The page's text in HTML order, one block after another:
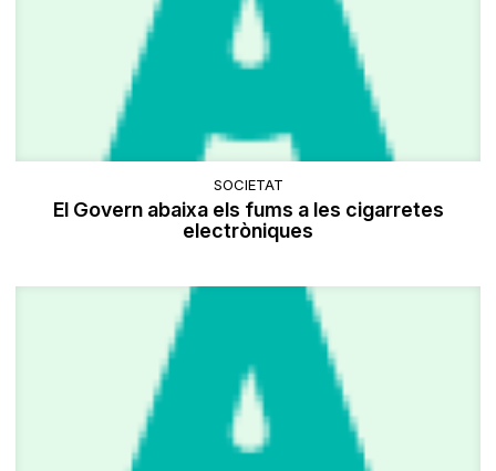
SOCIETAT
El Govern abaixa els fums a les cigarretes
electròniques